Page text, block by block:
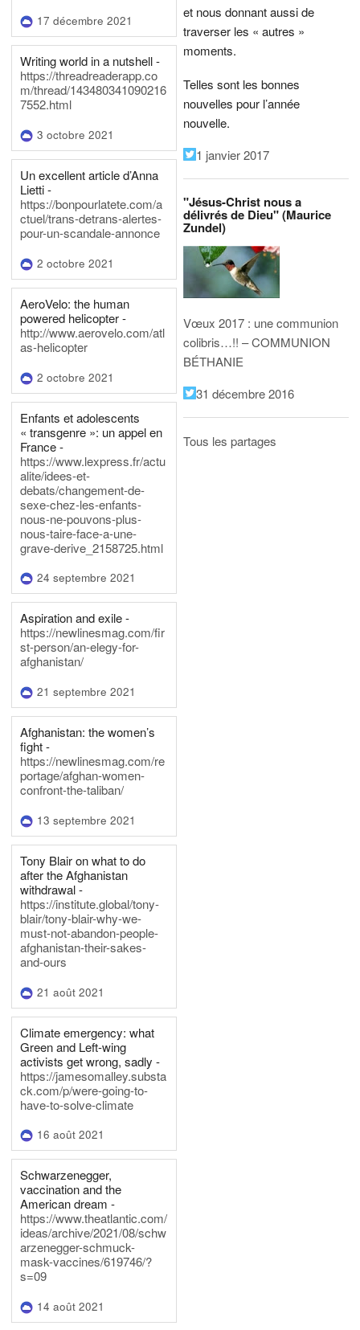
17 décembre 2021
Writing world in a nutshell -
https://threadreaderapp.co
m/thread/143480341090216
7552.html
3 octobre 2021
Un excellent article d’Anna
Lietti -
https://bonpourlatete.com/a
ctuel/trans-detrans-alertes-
pour-un-scandale-annonce
2 octobre 2021
AeroVelo: the human
powered helicopter -
http://www.aerovelo.com/atl
as-helicopter
2 octobre 2021
Enfants et adolescents
« transgenre »: un appel en
France -
https://www.lexpress.fr/actu
alite/idees-et-
debats/changement-de-
sexe-chez-les-enfants-
nous-ne-pouvons-plus-
nous-taire-face-a-une-
grave-derive_2158725.html
24 septembre 2021
Aspiration and exile -
https://newlinesmag.com/fir
st-person/an-elegy-for-
afghanistan/
21 septembre 2021
Afghanistan: the women’s
fight -
https://newlinesmag.com/re
portage/afghan-women-
confront-the-taliban/
13 septembre 2021
Tony Blair on what to do
after the Afghanistan
withdrawal -
https://institute.global/tony-
blair/tony-blair-why-we-
must-not-abandon-people-
afghanistan-their-sakes-
and-ours
21 août 2021
Climate emergency: what
Green and Left-wing
activists get wrong, sadly -
https://jamesomalley.substa
ck.com/p/were-going-to-
have-to-solve-climate
16 août 2021
Schwarzenegger,
vaccination and the
American dream -
https://www.theatlantic.com/
ideas/archive/2021/08/schw
arzenegger-schmuck-
mask-vaccines/619746/?
s=09
14 août 2021
et nous donnant aussi de
traverser les « autres »
moments.
Telles sont les bonnes
nouvelles pour l’année
nouvelle.
1 janvier 2017
"Jésus-Christ nous a
délivrés de Dieu" (Maurice
Zundel)
Vœux 2017 : une communion
colibris…!! – COMMUNION
BÉTHANIE
31 décembre 2016
Tous les partages